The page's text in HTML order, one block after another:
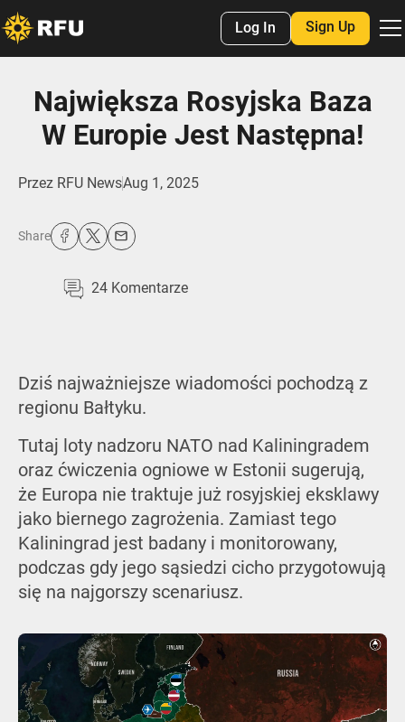
Log In Sign Up
Największa Rosyjska Baza
W Europie Jest Następna!
Przez RFU NewsAug 1, 2025
Share
24 Komentarze
Dziś najważniejsze wiadomości pochodzą z
regionu Bałtyku.
Tutaj loty nadzoru NATO nad Kaliningradem
oraz ćwiczenia ogniowe w Estonii sugerują,
że Europa nie traktuje już rosyjskiej eksklawy
jako biernego zagrożenia. Zamiast tego
Kaliningrad jest badany i monitorowany,
podczas gdy jego sąsiedzi cicho przygotowują
się na najgorszy scenariusz.